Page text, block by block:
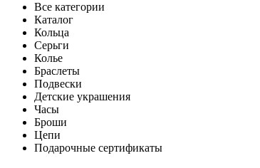
Все категории
Каталог
Кольца
Серьги
Колье
Браслеты
Подвески
Детские украшения
Часы
Броши
Цепи
Подарочные сертификаты